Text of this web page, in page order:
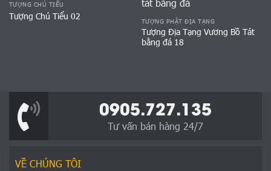
TƯỢNG CHÚ TIỂU
Tượng Chú Tiểu 02 TƯỢNG PHẬT ĐỊA TẠNG
Tượng Địa Tạng Vương Bồ Tát
bằng đá 18
0905.727.135
Tư vấn bán hàng 24/7
VỀ CHÚNG TÔI